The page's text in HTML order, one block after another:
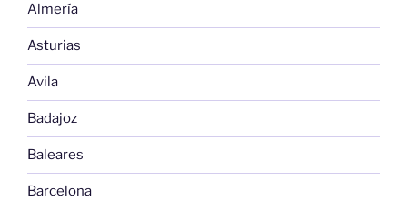
Almería
Asturias
Avila
Badajoz
Baleares
Barcelona